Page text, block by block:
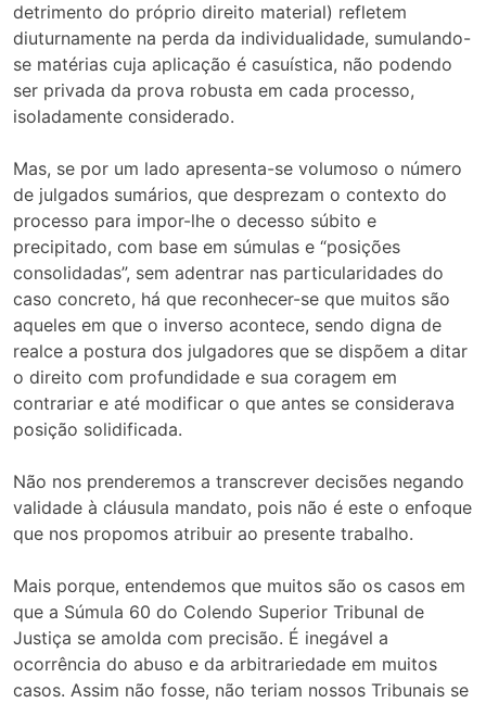
detrimento do próprio direito material) refletem
diuturnamente na perda da individualidade, sumulando-
se matérias cuja aplicação é casuística, não podendo
ser privada da prova robusta em cada processo,
isoladamente considerado.
Mas, se por um lado apresenta-se volumoso o número
de julgados sumários, que desprezam o contexto do
processo para impor-lhe o decesso súbito e
precipitado, com base em súmulas e “posições
consolidadas”, sem adentrar nas particularidades do
caso concreto, há que reconhecer-se que muitos são
aqueles em que o inverso acontece, sendo digna de
realce a postura dos julgadores que se dispõem a ditar
o direito com profundidade e sua coragem em
contrariar e até modificar o que antes se considerava
posição solidificada.
Não nos prenderemos a transcrever decisões negando
validade à cláusula mandato, pois não é este o enfoque
que nos propomos atribuir ao presente trabalho.
Mais porque, entendemos que muitos são os casos em
que a Súmula 60 do Colendo Superior Tribunal de
Justiça se amolda com precisão. É inegável a
ocorrência do abuso e da arbitrariedade em muitos
casos. Assim não fosse, não teriam nossos Tribunais se